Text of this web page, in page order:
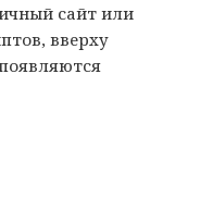
сайт или
вверху